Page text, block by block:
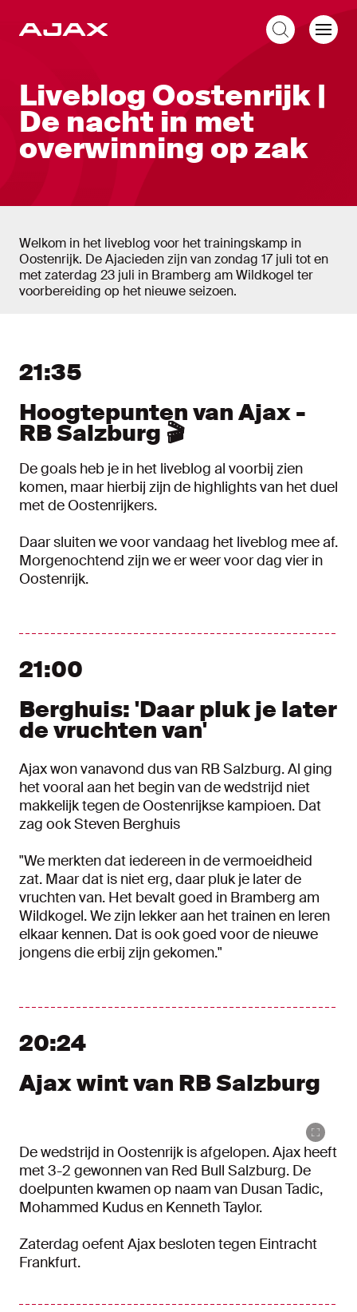
Liveblog
Liveblog Oostenrijk |
De nacht in met
overwinning op zak
Welkom in het liveblog voor het trainingskamp in
Oostenrijk. De Ajacieden zijn van zondag 17 juli tot en
met zaterdag 23 juli in Bramberg am Wildkogel ter
voorbereiding op het nieuwe seizoen.
21:35
Hoogtepunten van Ajax -
RB Salzburg 🎬
De goals heb je in het liveblog al voorbij zien
komen, maar hierbij zijn de highlights van het duel
met de Oostenrijkers.
Daar sluiten we voor vandaag het liveblog mee af.
Morgenochtend zijn we er weer voor dag vier in
Oostenrijk.
21:00
Berghuis: 'Daar pluk je later
de vruchten van'
Ajax won vanavond dus van RB Salzburg. Al ging
het vooral aan het begin van de wedstrijd niet
makkelijk tegen de Oostenrijkse kampioen. Dat
zag ook Steven Berghuis
"We merkten dat iedereen in de vermoeidheid
zat. Maar dat is niet erg, daar pluk je later de
vruchten van. Het bevalt goed in Bramberg am
Wildkogel. We zijn lekker aan het trainen en leren
elkaar kennen. Dat is ook goed voor de nieuwe
jongens die erbij zijn gekomen."
20:24
Ajax wint van RB Salzburg
De wedstrijd in Oostenrijk is afgelopen. Ajax heeft
met 3-2 gewonnen van Red Bull Salzburg. De
doelpunten kwamen op naam van Dusan Tadic,
Mohammed Kudus en Kenneth Taylor.
Zaterdag oefent Ajax besloten tegen Eintracht
Frankfurt.